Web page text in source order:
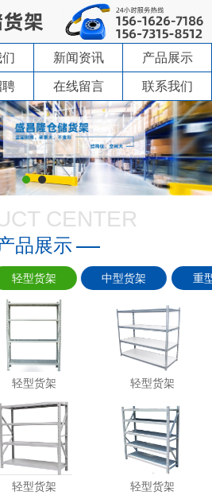
新闻资讯 产品展示
聘 在线留言 联系我们
CENTER
品展示
轻型货架 中型货架 重
轻型货架 轻型货架
轻型货架 轻型货架